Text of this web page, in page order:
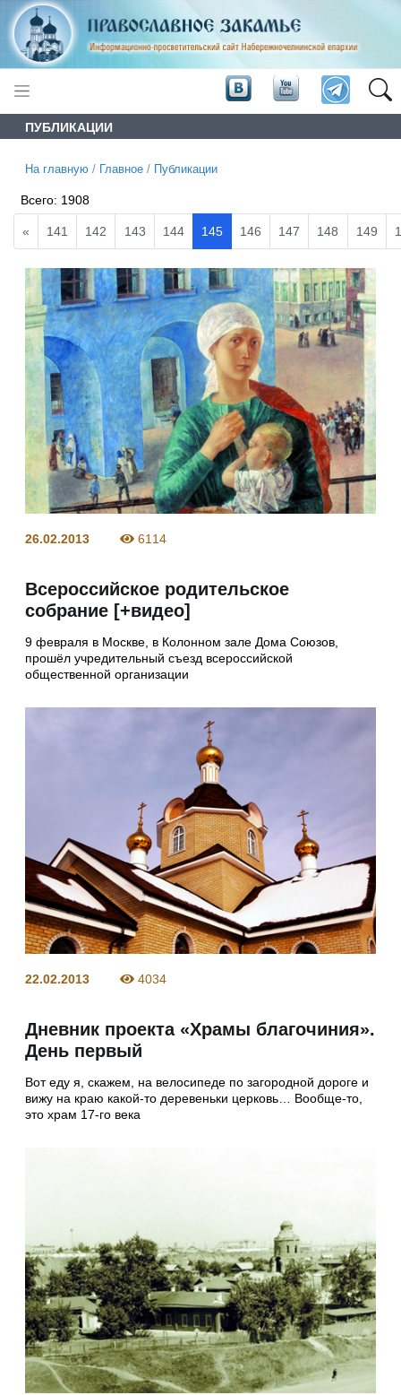
ПУБЛИКАЦИИ
На главную / Главное / Публикации
Всего: 1908
« 141 142 143 144 145 146 147 148 149
26.02.2013 6114
Всероссийское родительское
собрание [+видео]
9 февраля в Москве, в Колонном зале Дома Союзов,
прошёл учредительный съезд всероссийской
общественной организации
22.02.2013 4034
Дневник проекта «Храмы благочиния».
День первый
Вот еду я, скажем, на велосипеде по загородной дороге и
вижу на краю какой-то деревеньки церковь… Вообще-то,
это храм 17-го века